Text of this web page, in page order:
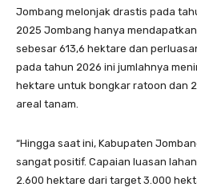
Jombang melonjak drastis pada
2025 Jombang hanya
sebesar 613,6 hektare dan
pada tahun 2026 ini jumlahnya
hektare untuk bongkar ratoon dan
areal tanam.
“Hingga saat ini, Kabupaten
sangat positif. Capaian luasan
2.600 hektare dari target 3.000